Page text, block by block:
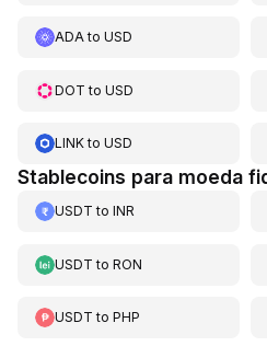
ADAto USD
DOT to USD
LINKto USD
Stablecoins para moeda
USDT to INR
USDT to RON
USDT to PHP